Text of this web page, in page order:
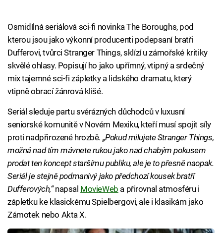
Osmidílná seriálová sci-fi novinka The Boroughs, pod
kterou jsou jako výkonní producenti podepsaní bratři
Dufferovi, tvůrci Stranger Things, sklízí u zámořské kritiky
skvělé ohlasy. Popisují ho jako upřímný, vtipný a srdečný
mix tajemné sci-fi zápletky a lidského dramatu, který
vtipně obrací žánrová klišé.
Seriál sleduje partu svérázných důchodců v luxusní
seniorské komunitě v Novém Mexiku, kteří musí spojit síly
proti nadpřirozené hrozbě. „Pokud milujete Stranger Things,
možná nad tím mávnete rukou jako nad chabým pokusem
prodat ten koncept staršímu publiku, ale je to přesně naopak.
Seriál je stejně podmanivý jako předchozí kousek bratří
Dufferových,“napsal MovieWeb a přirovnal atmosféru i
zápletku ke klasickému Spielbergovi, ale i klasikám jako
Zámotek nebo Akta X.